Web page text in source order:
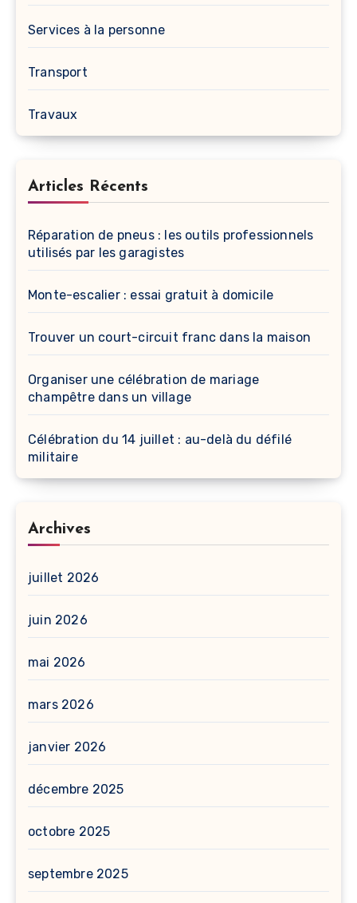
Services à la personne
Transport
Travaux
Articles Récents
Réparation de pneus : les outils professionnels
utilisés par les garagistes
Monte-escalier : essai gratuit à domicile
Trouver un court-circuit franc dans la maison
Organiser une célébration de mariage
champêtre dans un village
Célébration du 14 juillet : au-delà du défilé
militaire
Archives
juillet 2026
juin 2026
mai 2026
mars 2026
janvier 2026
décembre 2025
octobre 2025
septembre 2025